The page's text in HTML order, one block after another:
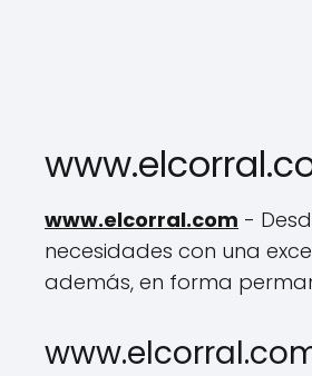
www.elcorral.com -
necesidades con una
además, en forma